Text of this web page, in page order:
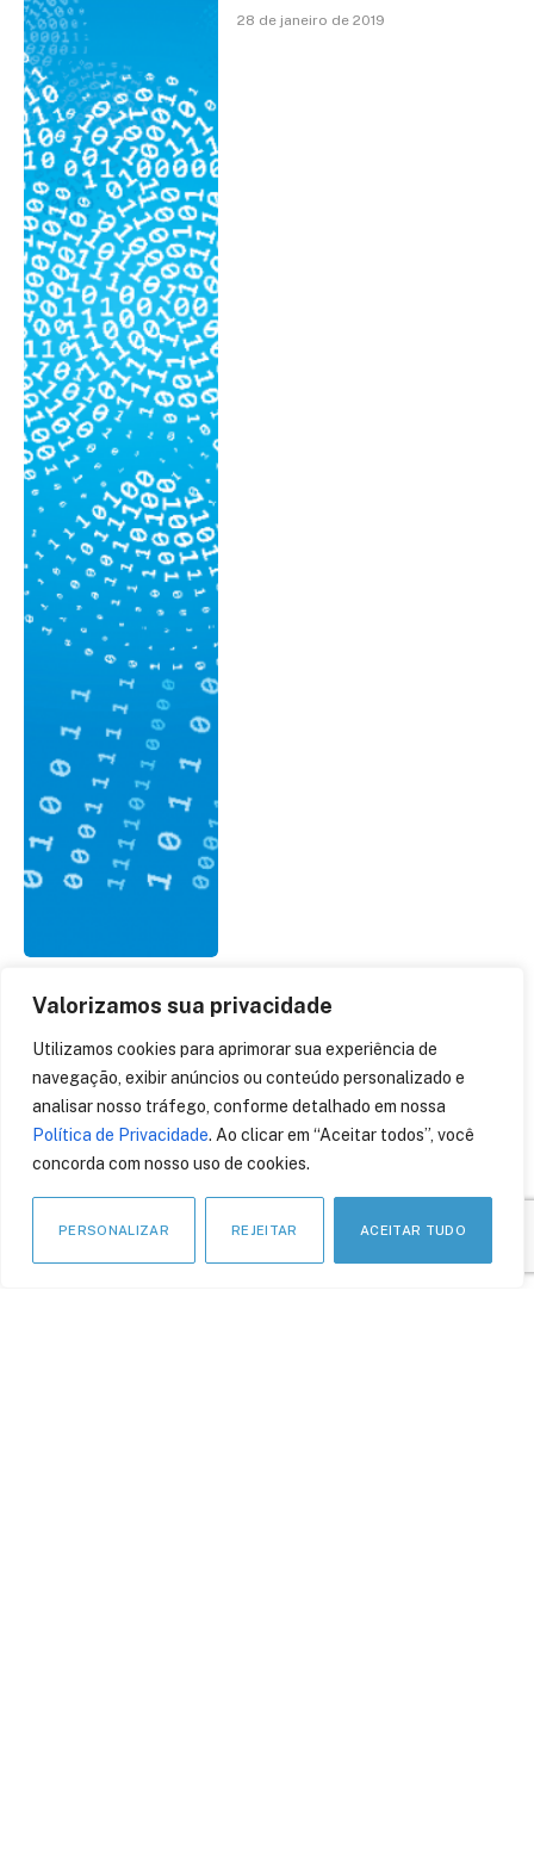
Valorizamos sua privacidade
Utilizamos cookies para aprimorar sua experiência de
navegação, exibir anúncios ou conteúdo personalizado e
analisar nosso tráfego, conforme detalhado em nossa
Política de Privacidade. Ao clicar em “Aceitar todos”, você
concorda com nosso uso de cookies.
PERSONALIZAR REJEITAR ACEITAR TUDO
28 de janeiro de 2019
28 de Janeiro – Dia
Internacional da Proteção
de Dados –
DataPrivacyDay2019 –
Ouça